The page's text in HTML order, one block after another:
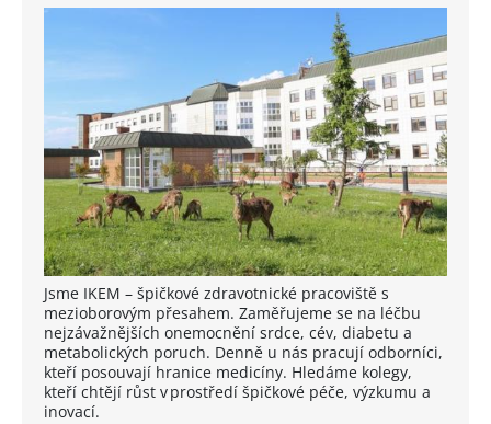
Jsme IKEM – špičkové zdravotnické pracoviště s
mezioborovým přesahem. Zaměřujeme se na léčbu
nejzávažnějších onemocnění srdce, cév, diabetu a
metabolických poruch. Denně u nás pracují odborníci,
kteří posouvají hranice medicíny. Hledáme kolegy,
kteří chtějí růst v prostředí špičkové péče, výzkumu a
inovací.